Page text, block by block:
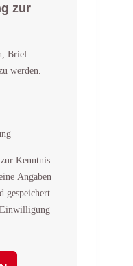
zur
Brief
werden.
zur Kenntnis
Angaben
gespeichert